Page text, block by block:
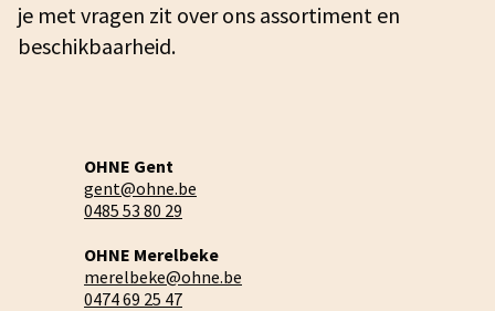
je met vragen zit over ons assortiment en
beschikbaarheid.
OHNE Gent
gent@ohne.be
0485 53 80 29
OHNE Merelbeke
merelbeke@ohne.be
0474 69 25 47